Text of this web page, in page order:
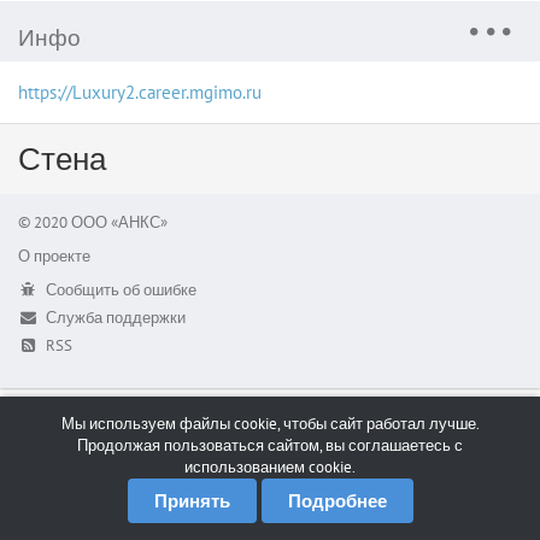
Инфо
https://Luxury2.career.mgimo.ru
Стена
© 2020 ООО «АНКС»
О проекте
Сообщить об ошибке
Служба поддержки
RSS
Мы используем файлы cookie, чтобы сайт работал лучше.
Продолжая пользоваться сайтом, вы соглашаетесь с
использованием cookie.
Принять Подробнее